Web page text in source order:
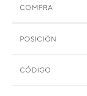
COMPRA
POSICIÓN
CÓDIGO